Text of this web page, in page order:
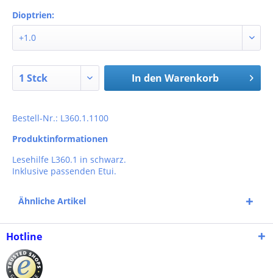
Dioptrien:
In den Warenkorb
Bestell-Nr.: L360.1.1100
Produktinformationen
Lesehilfe L360.1 in schwarz.
Inklusive passenden Etui.
Ähnliche Artikel
Hotline